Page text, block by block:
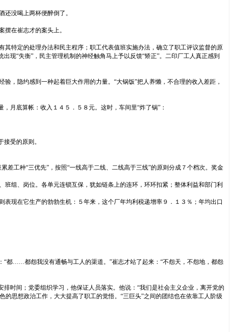
没喝上两杯便醉倒了。
在崔志才的案头上。
特定的处理办法和民主程序；职工代表值班实施办法，确立了职工评议监督的原
现“失衡”，民主管理机制的神经触角马上予以反馈“矫正”。二印厂工人真正感到
，隐约感到一种起着巨大作用的力量。“大锅饭”把人养懒，不合理的收入差距，
月底算帐：收入１４５．５８元。这时，车间里“炸了锅”：
受的原则。
工种“三优先”，按照“一线高于二线、二线高于三线”的原则分成７个档次。奖金
组、岗位。各单元连锁互保，犹如链条上的连环，环环扣紧；整体利益和部门利
现在它生产的勃勃生机：５年来，这个厂年均利税递增率９．１３％；年均出口
“都……都怨我没有通畅与工人的渠道。”崔志才站了起来：“不怨天，不怨地，都怨
时间；党委组织学习，他保证人员落实。他说：“我们是社会主义企业，离开党的
思想政治工作，大大提高了职工的觉悟。“三巨头”之间的团结也在依靠工人阶级